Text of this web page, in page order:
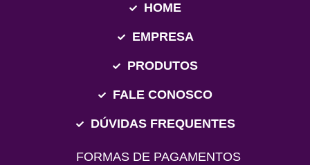
HOME
EMPRESA
PRODUTOS
FALE CONOSCO
DÚVIDAS FREQUENTES
FORMAS DE PAGAMENTOS